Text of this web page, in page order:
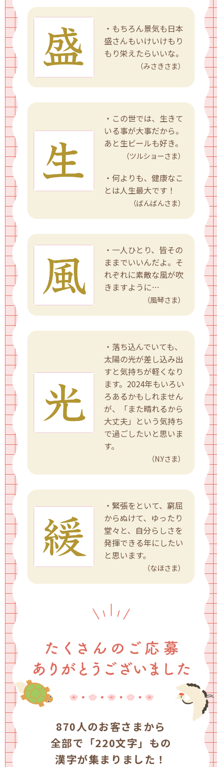
・もちろん景気も日本
盛さんもいけいけもり
もり栄えたらいいな。
（みさきさま）
・この世では、生きて
いる事が大事だから。
あと生ビールも好き。
（ツルショーさま）
・何よりも、健康なこ
とは人生最大です！
（ばんばんさま）
・一人ひとり、皆その
ままでいいんだよ。そ
れぞれに素敵な風が吹
きますように…
（風琴さま）
・落ち込んでいても、
太陽の光が差し込み出
すと気持ちが軽くなり
ます。2024年もいろい
ろあるかもしれません
が、「また晴れるから
大丈夫」という気持ち
で過ごしたいと思いま
す。
（N.Yさま）
・緊張をといて、窮屈
からぬけて、ゆったり
堂々と、自分らしさを
発揮できる年にしたい
と思います。
（なほさま）
870人のお客さまから
全部で 「220文字」もの
漢字が集まりました！